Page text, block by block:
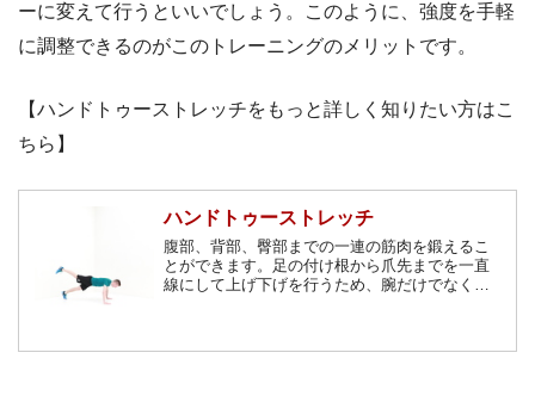
ーに変えて行うといいでしょう。このように、強度を手軽
に調整できるのがこのトレーニングのメリットです。
【ハンドトゥーストレッチをもっと詳しく知りたい方はこ
ちら】
ハンドトゥーストレッチ
腹部、背部、臀部までの一連の筋肉を鍛えるこ
とができます。足の付け根から爪先までを一直
線にして上げ下げを行うため、腕だけでなく、